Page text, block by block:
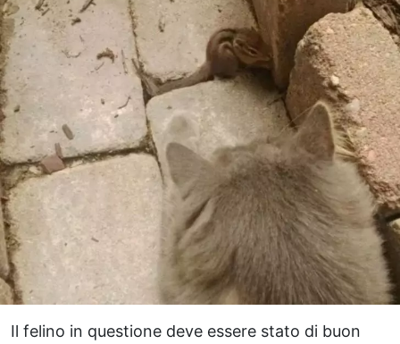
Il felino in questione deve essere stato di buon